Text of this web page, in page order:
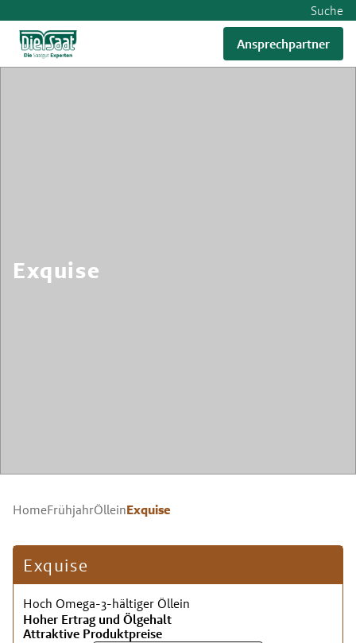
Suche
Ansprechpartner
Exquise
HomeFrühjahrÖlleinExquise
Exquise
Hoch Omega-3-hältiger Öllein
Hoher Ertrag und Ölgehalt
Attraktive Produktpreise